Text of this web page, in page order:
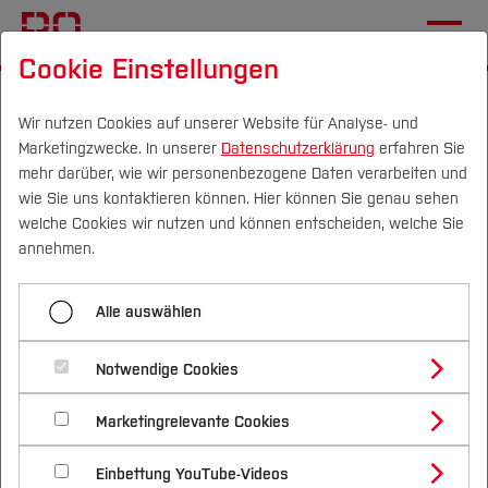
Campus Personen DE|EN Quicklinks
Studium
Studienangebote
Bachelorstudiengänge
Masterstudiengänge
Vor dem Studium
Bewerben & Einschreiben
Bewerbungsportal
Im Studium
Studienbüros und Prüfungen
Nach dem Studium
Forschung & Transfer
Profil
Forschungs- und Transferprofil
Schwerpunkte (FuT)
Beratung & Förderung
Nachhaltigkeit
Nachhaltigkeit studieren
International
Kapitel 5: Topologische Modelle
5.1 Topologische Eigenschaften
Menü aufklappen
5.1 Topologische Eigenschaften
5.3 Topologische Algorithmen und Operatoren
5.4 Topologische Klassen im Spatial-Schema-
Modell
5.1 Topologische Eigenschaften
Behandelte Themen
Inneres, Rand und Äußeres geometrischer
Cookie Einstellungen
Wir nutzen Cookies auf unserer Website für Analyse- und
Marketingzwecke. In unserer Datenschutzerklärung erfahren Sie
mehr darüber, wie wir personenbezogene Daten verarbeiten und
wie Sie uns kontaktieren können. Hier können Sie genau sehen
welche Cookies wir nutzen und können entscheiden, welche Sie
annehmen.
Alle auswählen
Notwendige Cookies
Marketingrelevante Cookies
Einbettung YouTube-Videos